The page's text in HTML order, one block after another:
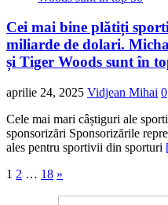
Cei mai bine plătiți
miliarde de dolari.
și Tiger Woods sunt în
aprilie 24, 2025 Vidjean Mihai 0
Cele mai mari câștiguri ale
sponsorizări Sponsorizările
ales pentru sportivii din sporturi
Navigare
1 2 … 18 »